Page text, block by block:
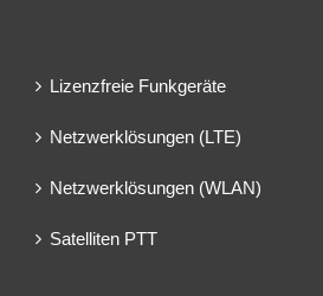
Lizenzfreie Funkgeräte
Netzwerklösungen (LTE)
Netzwerklösungen (WLAN)
Satelliten PTT